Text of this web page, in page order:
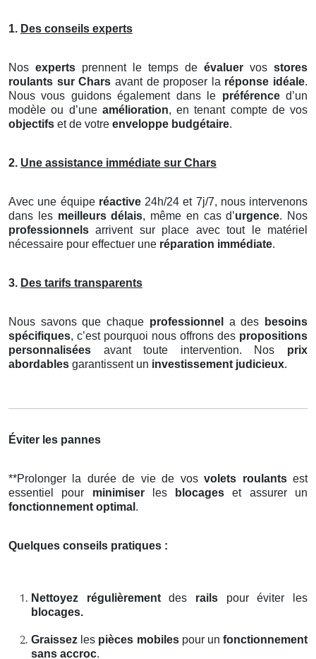
1. Des conseils experts
Nos experts prennent le temps de évaluer vos stores
roulants sur Chars avant de proposer la réponse idéale.
Nous vous guidons également dans le préférenced’un
modèle ou d’une amélioration, en tenant compte de vos
objectifs et de votre enveloppe budgétaire.
2. Une assistance immédiate sur Chars
Avec une équipe réactive24h/24 et 7j/7, nous intervenons
dans les meilleurs délais, même en cas d’urgence. Nos
professionnels arrivent sur place avec tout le matériel
nécessaire pour effectuer une réparation immédiate.
3. Des tarifs transparents
Nous savons que chaque professionnel a des
besoins
spécifiques, c’est pourquoi nous offrons des propositions
personnalisées avant toute intervention. Nos prix
abordables garantissent un investissement judicieux.
Éviter les pannes
**Prolonger la durée de vie de vosvolets roulantsest
essentiel pour minimiserles blocages et assurer un
fonctionnement optimal .
Quelques conseils pratiques :
Nettoyez régulièrementdes rails pour éviter les
blocages.
Graissez les pièces mobilespour unfonctionnement
sans accroc.